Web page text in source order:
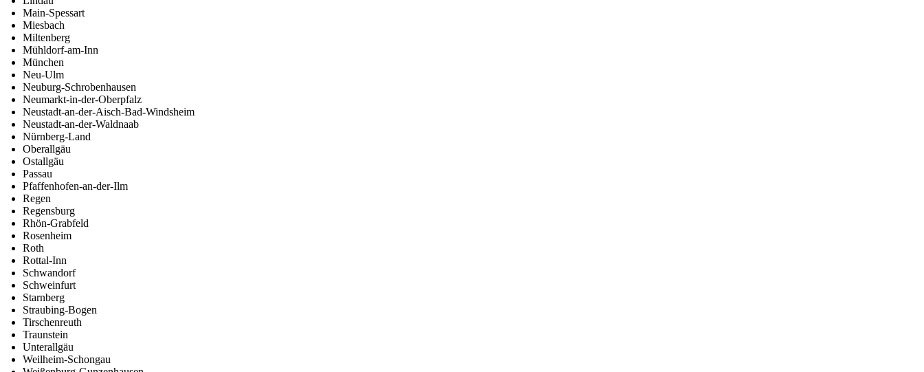
Main-Spessart
Miesbach
Miltenberg
Mühldorf-am-Inn
München
Neu-Ulm
Neuburg-Schrobenhausen
Neumarkt-in-der-Oberpfalz
Neustadt-an-der-Aisch-Bad-Windsheim
Neustadt-an-der-Waldnaab
Nürnberg-Land
Oberallgäu
Ostallgäu
Passau
Pfaffenhofen-an-der-Ilm
Regen
Regensburg
Rhön-Grabfeld
Rosenheim
Roth
Rottal-Inn
Schwandorf
Schweinfurt
Starnberg
Straubing-Bogen
Tirschenreuth
Traunstein
Unterallgäu
Weilheim-Schongau